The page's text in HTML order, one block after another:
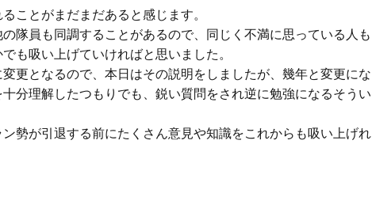
ことがまだまだあると感じます。
隊員も同調することがあるので、同じく不満に思っている人も
も吸い上げていければと思いました。
更となるので、本日はその説明をしましたが、幾年と変更にな
分理解したつもりでも、鋭い質問をされ逆に勉強になるそうい
勢が引退する前にたくさん意見や知識をこれからも吸い上げれ